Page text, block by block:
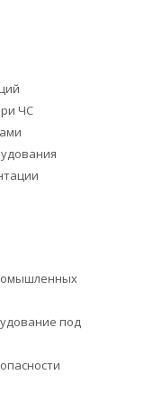
ЧС
под